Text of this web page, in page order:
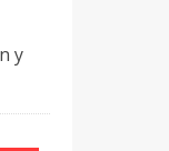
y